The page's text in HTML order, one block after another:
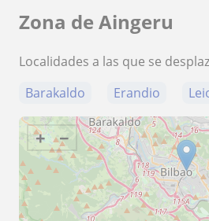
Zona de Aingeru
Localidades a las que se
Barakaldo
Erandio
+ −